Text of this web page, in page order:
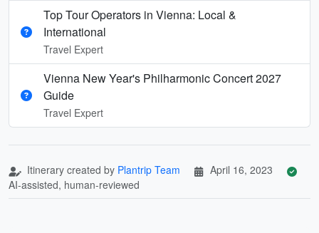
Top Tour Operators in Vienna: Local &
International
Travel Expert
Vienna New Year's Philharmonic Concert 2027
Guide
Travel Expert
Itinerary created by Plantrip Team
April 16, 2023
AI-assisted, human-reviewed